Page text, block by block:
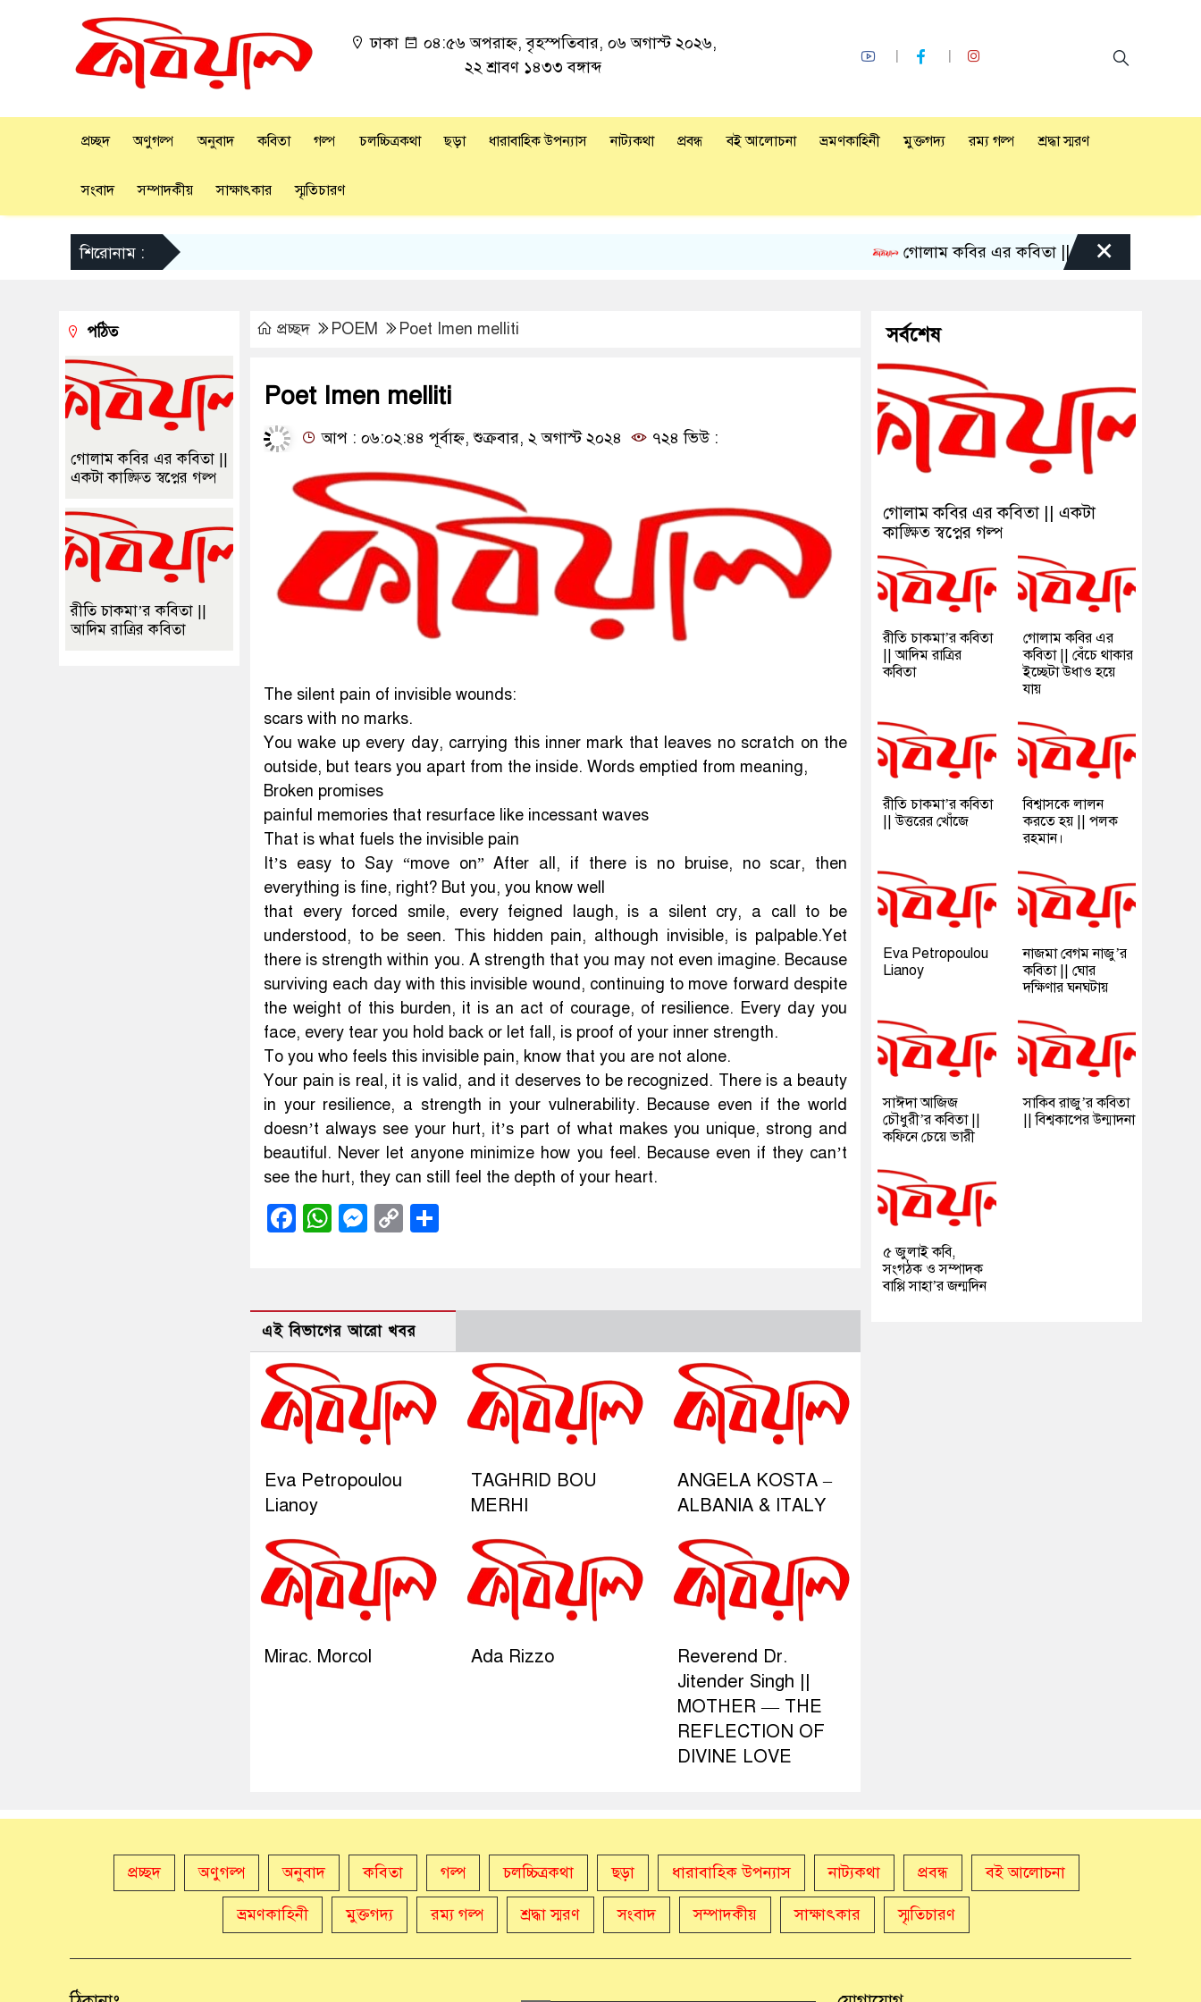
ঢাকা
০৪:৫৬ অপরাহ্ন, বৃহস্পতিবার, ০৬ অগাস্ট ২০২৬,
২২ শ্রাবণ ১৪৩৩ বঙ্গাব্দ
প্রচ্ছদ অণুগল্প অনুবাদ কবিতা গল্প চলচ্চিত্রকথা ছড়া ধারাবাহিক উপন্যাস নাট্যকথা প্রবন্ধ বই আলোচনা ভ্রমণকাহিনী মুক্তগদ্য রম্য গল্প শ্রদ্ধা স্মরণ
সংবাদ সম্পাদকীয় সাক্ষাৎকার স্মৃতিচারণ
শিরোনাম : গোলাম কবির এর কবিতা || একটা কাঙ্ক্ষিত স্বপ্নের গল্প
×
প্রচ্ছদ POEM Poet Imen melliti
Poet Imen melliti
আপ : ০৬:০২:৪৪ পূর্বাহ্ন, শুক্রবার, ২ অগাস্ট ২০২৪ ৭২৪ ভিউ :
The silent pain of invisible wounds:
scars with no marks.
You wake up every day, carrying this inner mark that leaves no scratch on the
outside, but tears you apart from the inside. Words emptied from meaning,
Broken promises
painful memories that resurface like incessant waves
That is what fuels the invisible pain
It’s easy to Say “move on” After all, if there is no bruise, no scar, then
everything is fine, right? But you, you know well
that every forced smile, every feigned laugh, is a silent cry, a call to be
understood, to be seen. This hidden pain, although invisible, is palpable.Yet
there is strength within you. A strength that you may not even imagine. Because
surviving each day with this invisible wound, continuing to move forward despite
the weight of this burden, it is an act of courage, of resilience. Every day you
face, every tear you hold back or let fall, is proof of your inner strength.
To you who feels this invisible pain, know that you are not alone.
Your pain is real, it is valid, and it deserves to be recognized. There is a beauty
in your resilience, a strength in your vulnerability. Because even if the world
doesn’t always see your hurt, it’s part of what makes you unique, strong and
beautiful. Never let anyone minimize how you feel. Because even if they can’t
see the hurt, they can still feel the depth of your heart.
Facebook
WhatsApp
Messenger
Copy
এই বিভাগের আরো খবর
Eva Petropoulou
Lianoy
TAGHRID BOU
MERHI
ANGELA KOSTA –
ALBANIA & ITALY
Mirac. Morcol Ada Rizzo
Reverend Dr.
Jitender Singh ||
MOTHER — THE
REFLECTION OF
DIVINE LOVE
পঠিত
গোলাম কবির এর কবিতা ||
একটা কাঙ্ক্ষিত স্বপ্নের গল্প
রীতি চাকমা’র কবিতা ||
আদিম রাত্রির কবিতা
সর্বশেষ
গোলাম কবির এর কবিতা || একটা
কাঙ্ক্ষিত স্বপ্নের গল্প
রীতি চাকমা’র কবিতা
|| আদিম রাত্রির
কবিতা
গোলাম কবির এর
কবিতা || বেঁচে থাকার
ইচ্ছেটা উধাও হয়ে
যায়
রীতি চাকমা’র কবিতা
|| উত্তরের খোঁজে
বিশ্বাসকে লালন
করতে হয় || পলক
রহমান।
Eva Petropoulou
Lianoy
নাজমা বেগম নাজু’র
কবিতা || ঘোর
দক্ষিণার ঘনঘটায়
সাঈদা আজিজ
চৌধুরী’র কবিতা ||
কফিনে চেয়ে ভারী
সাকিব রাজু’র কবিতা
|| বিশ্বকাপের উন্মাদনা
৫ জুলাই কবি,
সংগঠক ও সম্পাদক
বাপ্পি সাহা’র জন্মদিন
প্রচ্ছদ অণুগল্প অনুবাদ কবিতা গল্প চলচ্চিত্রকথা ছড়া ধারাবাহিক উপন্যাস নাট্যকথা প্রবন্ধ বই আলোচনা
ভ্রমণকাহিনী মুক্তগদ্য রম্য গল্প শ্রদ্ধা স্মরণ সংবাদ সম্পাদকীয় সাক্ষাৎকার স্মৃতিচারণ